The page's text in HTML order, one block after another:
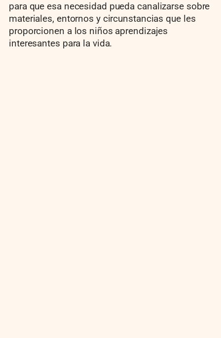
para que esa necesidad pueda canalizarse sobre
materiales, entornos y circunstancias que les
proporcionen a los niños aprendizajes
interesantes para la vida.